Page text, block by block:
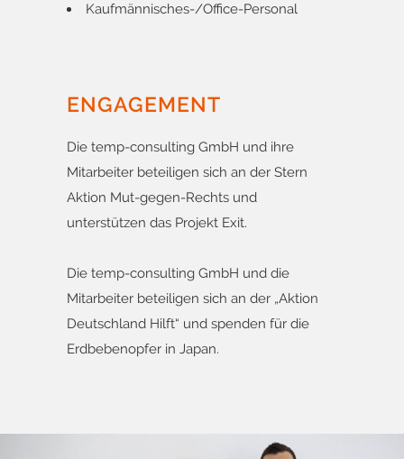
Kaufmännisches-/Office-Personal
ENGAGEMENT
Die temp-consulting GmbH und ihre
Mitarbeiter beteiligen sich an der Stern
Aktion Mut-gegen-Rechts und
unterstützen das Projekt Exit.
Die temp-consulting GmbH und die
Mitarbeiter beteiligen sich an der „Aktion
Deutschland Hilft“ und spenden für die
Erdbebenopfer in Japan.